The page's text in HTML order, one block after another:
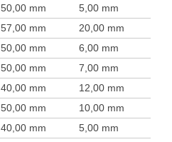
50,00 mm 5,00 mm
57,00 mm 20,00 mm
50,00 mm 6,00 mm
50,00 mm 7,00 mm
40,00 mm 12,00 mm
50,00 mm 10,00 mm
40,00 mm 5,00 mm